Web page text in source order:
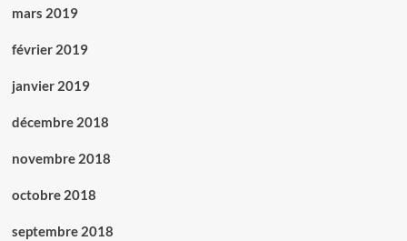
mars 2019
février 2019
janvier 2019
décembre 2018
novembre 2018
octobre 2018
septembre 2018